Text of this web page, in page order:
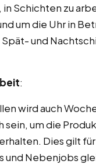
Schichten zu
um die Uhr in
Spät- und
:
wird auch
sein, um die
Dies gilt
und Nebenjobs